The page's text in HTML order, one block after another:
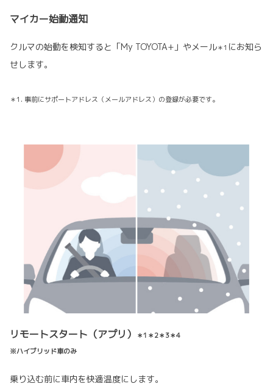
マイカー始動通知
クルマの始動を検知すると「My TOYOTA+」やメール＊1 にお知ら
せします。
＊1. 事前にサポートアドレス（メールアドレス）の登録が必要です。
リモートスタート（アプリ）
＊1＊2＊3＊4
※ハイブリッド車のみ
乗り込む前に車内を快適温度にします。